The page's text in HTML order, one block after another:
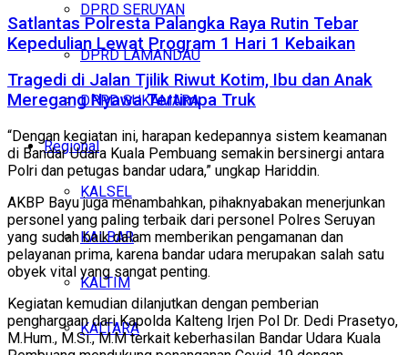
DPRD SERUYAN
DPRD LAMANDAU
DPRD SUKAMARA
Regional
KALSEL
KALBAR
KALTIM
KALTARA
Satlantas Polresta Palangka Raya Rutin Tebar
Kepedulian Lewat Program 1 Hari 1 Kebaikan
Tragedi di Jalan Tjilik Riwut Kotim, Ibu dan Anak
Meregang Nyawa Tertimpa Truk
“Dengan kegiatan ini, harapan kedepannya sistem keamanan
di Bandar Udara Kuala Pembuang semakin bersinergi antara
Polri dan petugas bandar udara,” ungkap Hariddin.
AKBP Bayu juga menambahkan, pihaknyabakan menerjunkan
personel yang paling terbaik dari personel Polres Seruyan
yang sudah baik dalam memberikan pengamanan dan
pelayanan prima, karena bandar udara merupakan salah satu
obyek vital yang sangat penting.
Kegiatan kemudian dilanjutkan dengan pemberian
penghargaan dari Kapolda Kalteng Irjen Pol Dr. Dedi Prasetyo,
M.Hum., M.Si., M.M terkait keberhasilan Bandar Udara Kuala